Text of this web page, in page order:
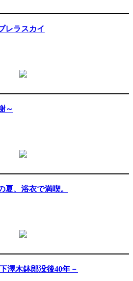
レラスカイ
～
、浴衣で満喫。
澤木鉢郎没後40年－